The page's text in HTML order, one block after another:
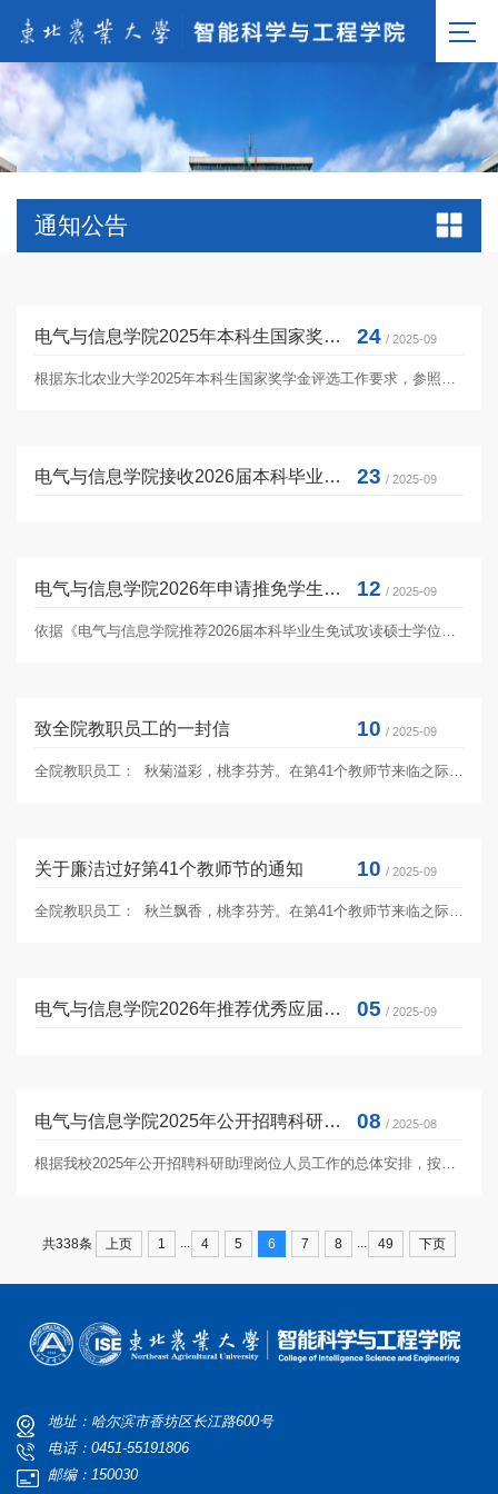
通知公告
电气与信息学院2025年本科生国家奖学金评审结果公示 24 / 2025-09
电气与信息学院接收2026届本科毕业生免试攻读硕士学位研究生工作实施细则 23 / 2025-09
电气与信息学院2026年申请推免学生综合成绩打分及整体排名公示 12 / 2025-09
致全院教职员工的一封信 10 / 2025-09
关于廉洁过好第41个教师节的通知 10 / 2025-09
电气与信息学院2026年推荐优秀应届本科毕业生免试攻读研究生工作实施细则 05 / 2025-09
电气与信息学院2025年公开招聘科研助理岗位人员公示 08 / 2025-08
共338条 上页 1 4 5 6 7 8 49 下页
地址：哈尔滨市香坊区长江路600号
电话：0451-55191806
邮编：150030